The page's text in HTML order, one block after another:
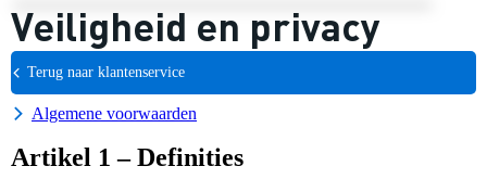
Veiligheid en privacy
Terug naar klantenservice
Algemene voorwaarden
Artikel 1 – Definities